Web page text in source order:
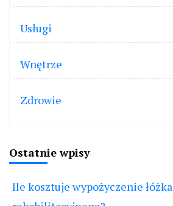
Usługi
Wnętrze
Zdrowie
Ostatnie wpisy
Ile kosztuje wypożyczenie łóżka